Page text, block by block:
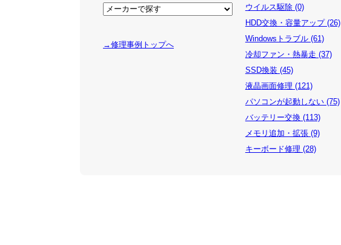
→修理事例トップへ
ウイルス駆除 (0)
HDD交換・容量アップ (26)
Windowsトラブル (61)
冷却ファン・熱暴走 (37)
SSD換装 (45)
液晶画面修理 (121)
パソコンが起動しない (75)
バッテリー交換 (113)
メモリ追加・拡張 (9)
キーボード修理 (28)